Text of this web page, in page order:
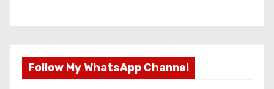
Follow My WhatsApp Channel